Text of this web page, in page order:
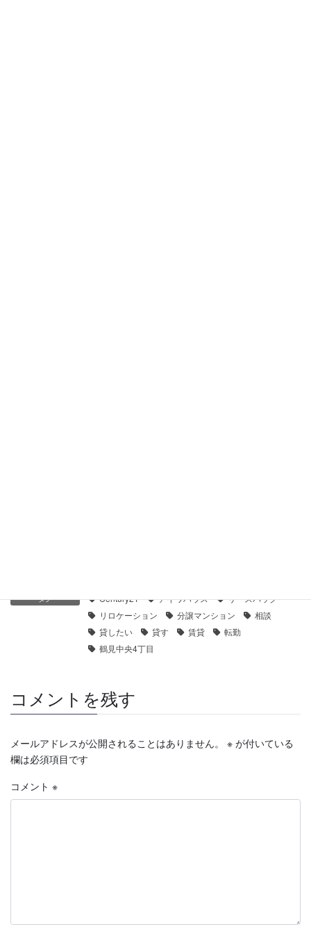
タグ Century21 アイワハウス
リースバック
リロケーション
分譲マンション
相談
貸したい
貸す 賃貸
転勤
鶴見中央4丁目
コメントを残す
メールアドレスが公開されることはありません。 ※ が付いている
欄は必須項目です
コメント ※